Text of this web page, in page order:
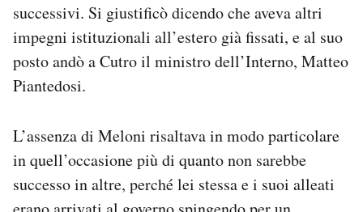
successivi. Si giustificò dicendo che aveva altri
impegni istituzionali all’estero già fissati, e al suo
posto andò a Cutro il ministro dell’Interno, Matteo
Piantedosi.
L’assenza di Meloni risaltava in modo particolare
in quell’occasione più di quanto non sarebbe
successo in altre, perché lei stessa e i suoi alleati